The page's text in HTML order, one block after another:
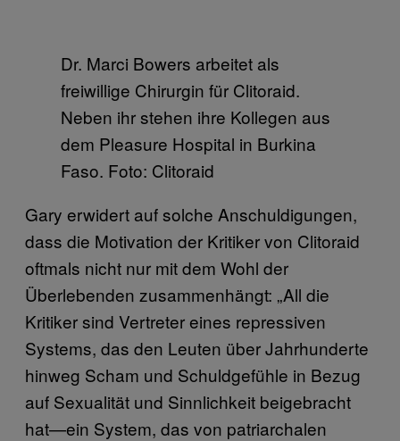
Dr. Marci Bowers arbeitet als
freiwillige Chirurgin für Clitoraid.
Neben ihr stehen ihre Kollegen aus
dem Pleasure Hospital in Burkina
Faso. Foto: Clitoraid
Gary erwidert auf solche Anschuldigungen,
dass die Motivation der Kritiker von Clitoraid
oftmals nicht nur mit dem Wohl der
Überlebenden zusammenhängt: „All die
Kritiker sind Vertreter eines repressiven
Systems, das den Leuten über Jahrhunderte
hinweg Scham und Schuldgefühle in Bezug
auf Sexualität und Sinnlichkeit beigebracht
hat—ein System, das von patriarchalen